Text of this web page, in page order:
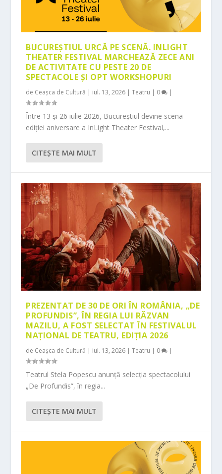
BUCUREȘTIUL URCĂ PE SCENĂ. INLIGHT
THEATER FESTIVAL MARCHEAZĂ ZECE ANI
DE ACTIVITATE CU PESTE 20 DE
SPECTACOLE ȘI OPT WORKSHOPURI
de Ceașca de Cultură | iul. 13, 2026 |Teatru | 0 |
Între 13 și 26 iulie 2026, Bucureștiul devine scena
ediției aniversare a InLight Theater Festival,...
CITEŞTE MAI MULT
PREZENTAT DE 30 DE ORI ÎN ROMÂNIA, „DE
PROFUNDIS”, ÎN REGIA LUI RĂZVAN
MAZILU, A FOST SELECTAT ÎN FESTIVALUL
NAȚIONAL DE TEATRU, EDIȚIA 2026
de Ceașca de Cultură | iul. 13, 2026 |Teatru | 0 |
Teatrul Stela Popescu anunță selecția spectacolului
„De Profundis”, în regia...
CITEŞTE MAI MULT